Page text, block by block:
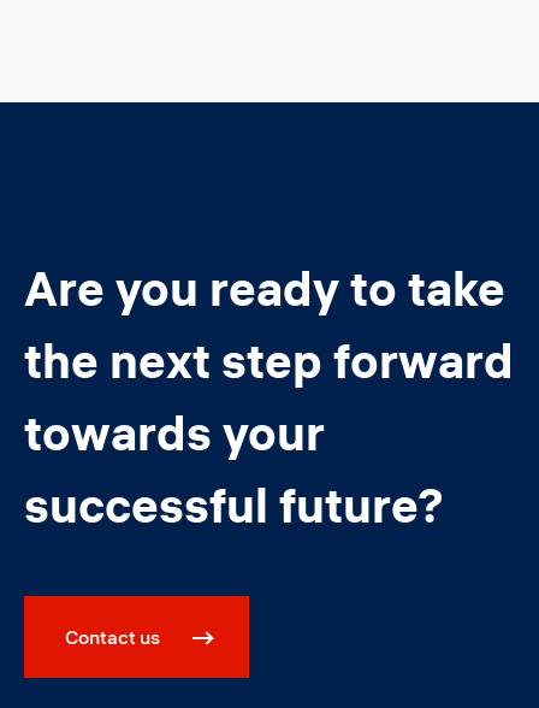
Are you ready to take
the next step forward
towards your
successful future?
Contact us